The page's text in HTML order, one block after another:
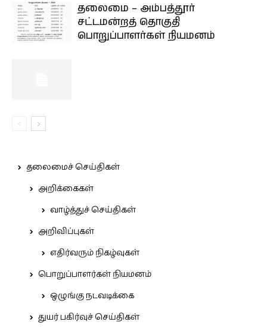
தலைமை – அம்பத்தூர்
சட்டமன்றத் தொகுதி
பொறுப்பாளர்கள் நியமனம்
தலைமைச் செய்திகள்
அறிக்கைகள்
வாழ்த்துச் செய்திகள்
அறிவிப்புகள்
எதிர்வரும் நிகழ்வுகள்
பொறுப்பாளர்கள் நியமனம்
ஒழுங்கு நடவடிக்கை
துயர் பகிர்வுச் செய்திகள்